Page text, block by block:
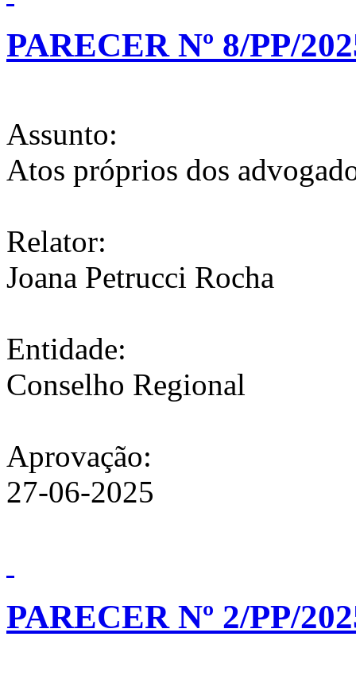
PARECER Nº 8/PP/
Assunto:
Atos próprios dos
Relator:
Joana Petrucci Rocha
Entidade:
Conselho Regional
Aprovação:
27-06-2025
PARECER Nº 2/PP/